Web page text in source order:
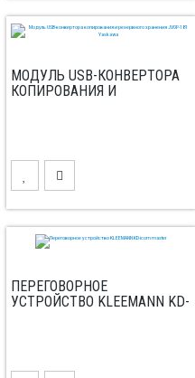
МОДУЛЬ USB-КОНВЕРТОРА
КОПИРОВАНИЯ И
ПЕРЕГОВОРНОЕ
УСТРОЙСТВО KLEEMANN KD-